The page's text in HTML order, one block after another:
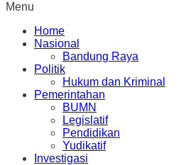
Menu
Home
Nasional
Bandung Raya
Politik
Hukum dan Kriminal
Pemerintahan
BUMN
Legislatif
Pendidikan
Yudikatif
Investigasi